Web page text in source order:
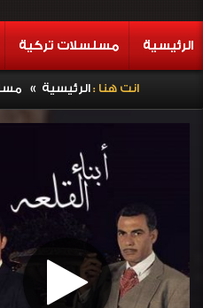
الرئيسية مسلسلات تركية
انت هنا :الرئيسية »